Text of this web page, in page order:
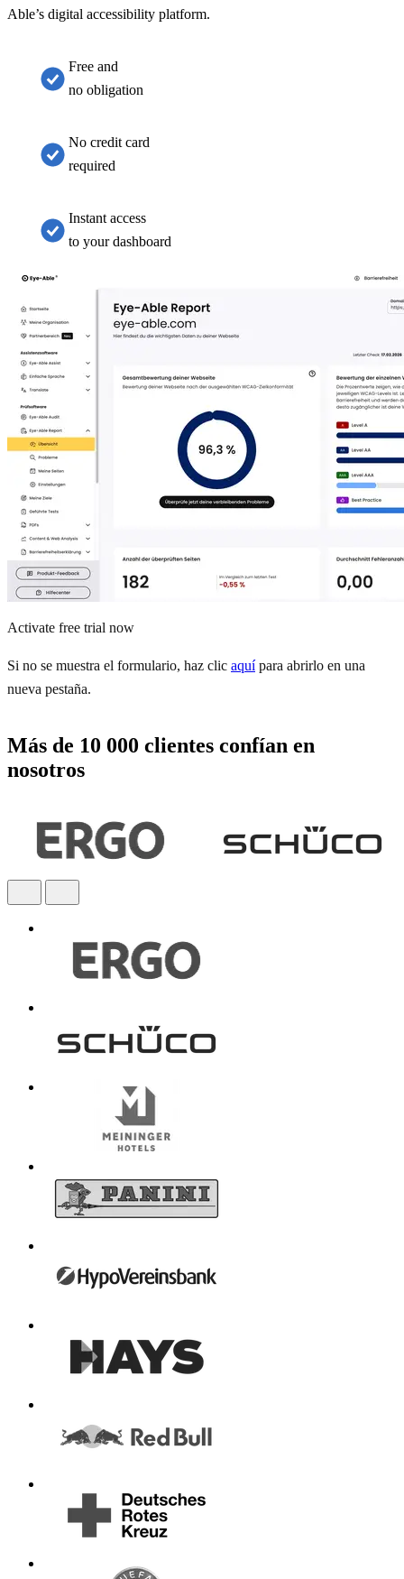
Able’s digital accessibility platform.
Free and
no obligation
No credit card
required
Instant access
to your dashboard
Activate free trial now
Si no se muestra el formulario, haz clic aquípara abrirlo en una
nueva pestaña.
Más de 10 000 clientes confían en
nosotros